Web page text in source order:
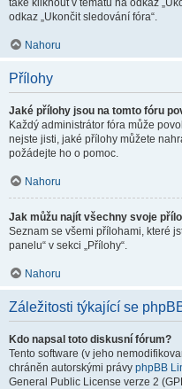
také kliknout v tématu na odkaz
odkaz „Ukončit sledování fóra“.
Nahoru
Přílohy
Jaké přílohy jsou na tomto fóru
Každý administrátor fóra může
nejste jisti, jaké přílohy můžete
požádejte ho o pomoc.
Nahoru
Jak můžu najít všechny svoje
Seznam se všemi přílohami, které
panelu“ v sekci „Přílohy“.
Nahoru
Záležitosti týkající se
Kdo napsal toto diskusní fórum?
Tento software (v jeho
chráněn autorskými právy phpBB
General Public License verze 2